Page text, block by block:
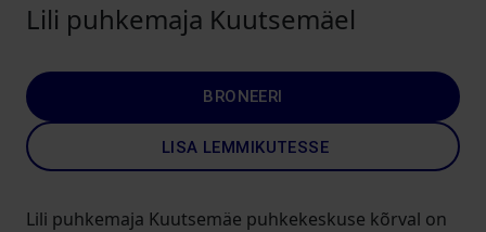
Lili puhkemaja Kuutsemäel
BRONEERI
LISA LEMMIKUTESSE
Lili puhkemaja Kuutsemäe puhkekeskuse kõrval on